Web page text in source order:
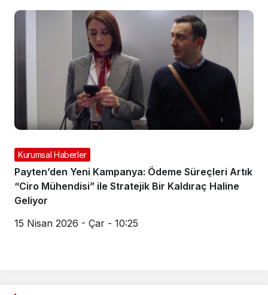
Kurumsal Haberler
Payten’den Yeni Kampanya: Ödeme Süreçleri Artık
“Ciro Mühendisi” ile Stratejik Bir Kaldıraç Haline
Geliyor
15 Nisan 2026 - Çar - 10:25